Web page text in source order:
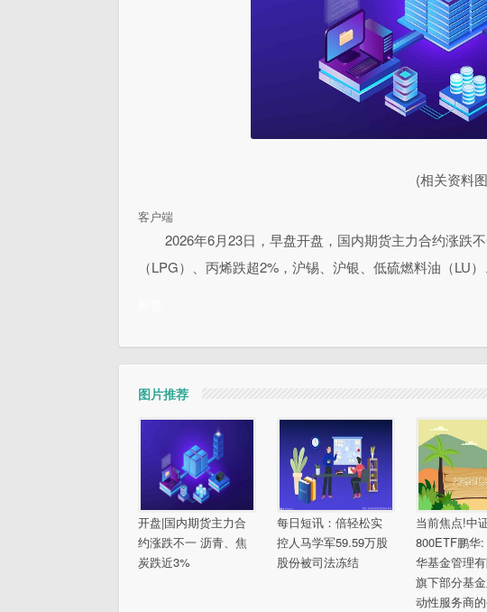
(相关资料
客户端
2026年6月23日，早盘开盘，国内期货主力合约涨跌
（LPG）、丙烯跌超2%，沪锡、沪银、低硫燃料油（LU
图片推荐
开盘|国内期货主力合
约涨跌不一 沥青、焦
炭跌近3%
每日短讯：倍轻松实
控人马学军59.59万股
股份被司法冻结
当前焦点!中
800ETF鹏华
华基金管理
旗下部分基
动性服务商